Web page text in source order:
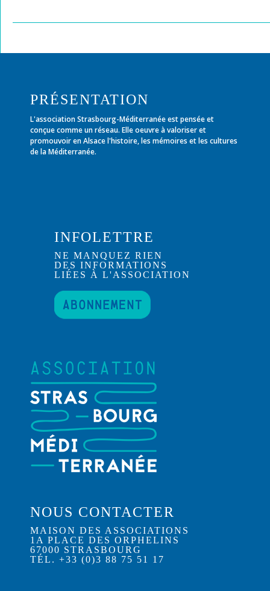
PRÉSENTATION
L'association Strasbourg-Méditerranée est pensée et
conçue comme un réseau. Elle oeuvre à valoriser et
promouvoir en Alsace l'histoire, les mémoires et les cultures
de la Méditerranée.
INFOLETTRE
NE MANQUEZ RIEN
DES INFORMATIONS
LIÉES À L'ASSOCIATION
NOUS CONTACTER
MAISON DES ASSOCIATIONS
1A PLACE DES ORPHELINS
67000 STRASBOURG
TÉL. +33 (0)3 88 75 51 17